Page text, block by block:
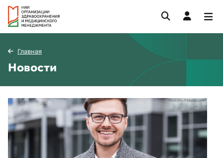
Главная
Новости